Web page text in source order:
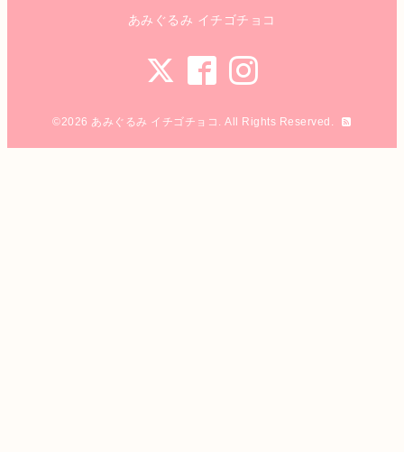
あみぐるみ イチゴチョコ
©2026 あみぐるみ イチゴチョコ . All Rights Reserved.